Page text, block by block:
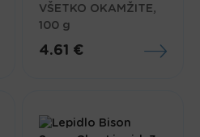
VŠETKO OKAMŽITE,
100 g
4.61 €